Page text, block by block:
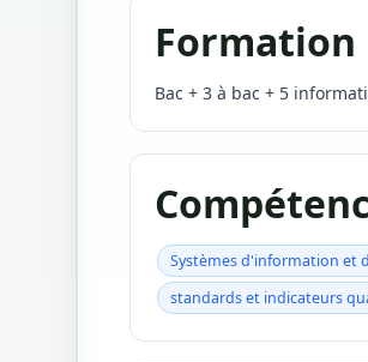
Formation
Bac + 3 à bac + 5
Systèmes d'information et
standards et indicateurs